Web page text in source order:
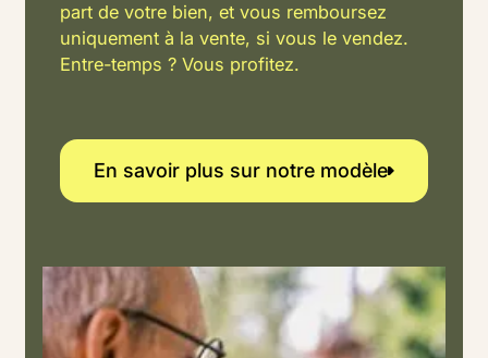
part de votre bien, et vous remboursez
uniquement à la vente, si vous le vendez.
Entre-temps ? Vous profitez.
En savoir plus sur notre
En savoir plus sur notre modèle